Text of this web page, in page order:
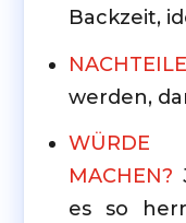
Backzeit,
NACHTEILE
werden,
WÜRDE
MACHEN?
es so